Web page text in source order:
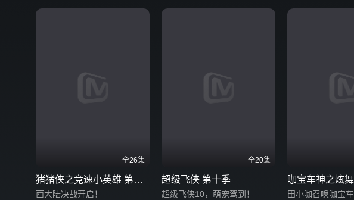
全26集
猪猪侠之竞速小英雄 第十
季
西大陆决战开启！
全20集
超级飞侠 第十季
超级飞侠10，萌宠驾到！
咖宝车神之炫
田小咖召唤咖宝